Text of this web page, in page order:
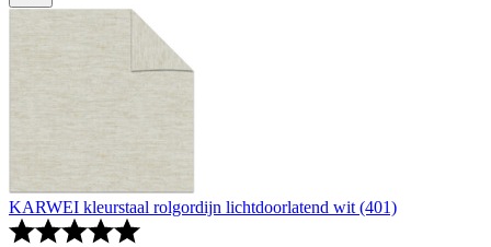
KARWEI kleurstaal rolgordijn lichtdoorlatend wit (401)